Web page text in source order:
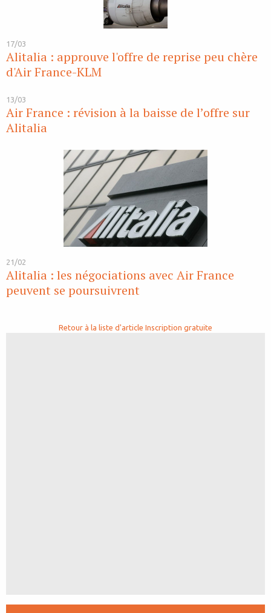
17/03
Alitalia : approuve l'offre de reprise peu chère
d'Air France-KLM
13/03
Air France : révision à la baisse de l’offre sur
Alitalia
21/02
Alitalia : les négociations avec Air France
peuvent se poursuivrent
Retour à la liste d'article Inscription gratuite